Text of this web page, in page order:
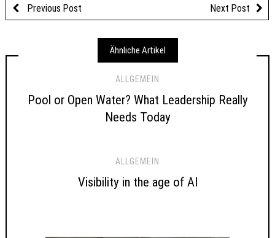
Previous Post Next Post
Ähnliche Artikel
ALLGEMEIN
Pool or Open Water? What Leadership Really
Needs Today
ALLGEMEIN
Visibility in the age of AI